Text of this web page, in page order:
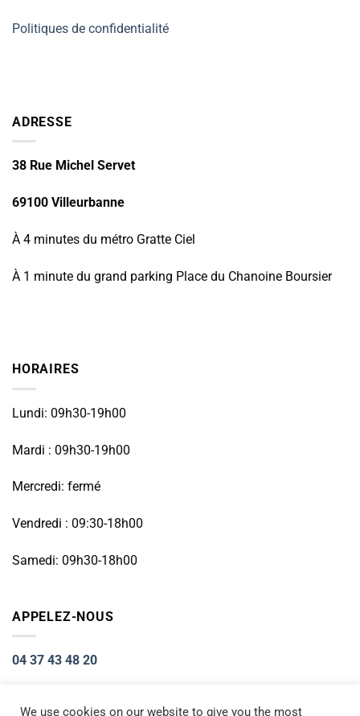
Politiques de confidentialité
ADRESSE
38 Rue Michel Servet
69100 Villeurbanne
À 4 minutes du métro Gratte Ciel
À 1 minute du grand parking Place du Chanoine Boursier
HORAIRES
Lundi: 09h30-19h00
Mardi : 09h30-19h00
Mercredi: fermé
Vendredi : 09:30-18h00
Samedi: 09h30-18h00
APPELEZ-NOUS
04 37 43 48 20
We use cookies on our website to give you the most